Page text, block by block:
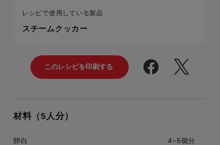
レシピで使用している製品
スチームクッカー
材料（5人分）
卵白
4~5個分